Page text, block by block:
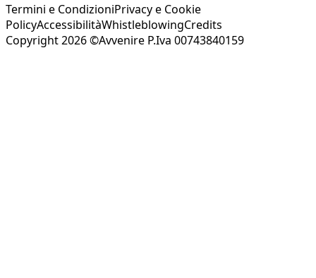
Termini e CondizioniPrivacy e Cookie
PolicyAccessibilitàWhistleblowingCredits
Copyright 2026 ©Avvenire P.Iva 00743840159